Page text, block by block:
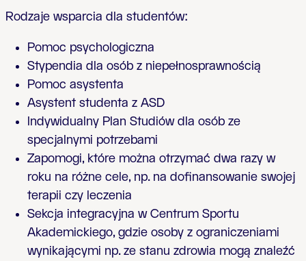
Rodzaje wsparcia dla studentów:
Pomoc psychologiczna
Stypendia dla osób z niepełnosprawnością
Pomoc asystenta
Asystent studenta z ASD
Indywidualny Plan Studiów dla osób ze
specjalnymi potrzebami
Zapomogi, które można otrzymać dwa razy w
roku na różne cele, np. na dofinansowanie swojej
terapii czy leczenia
Sekcja integracyjna w Centrum Sportu
Akademickiego, gdzie osoby z ograniczeniami
wynikającymi np. ze stanu zdrowia mogą znaleźć